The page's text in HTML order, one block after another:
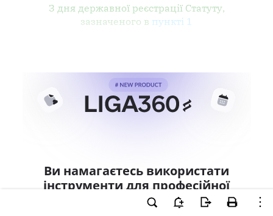
З дня державної реєстрації Статуту,
зазначеного в пункті 1
Ви намагаєтесь використати
інструменти для професійної
роботи з документом.